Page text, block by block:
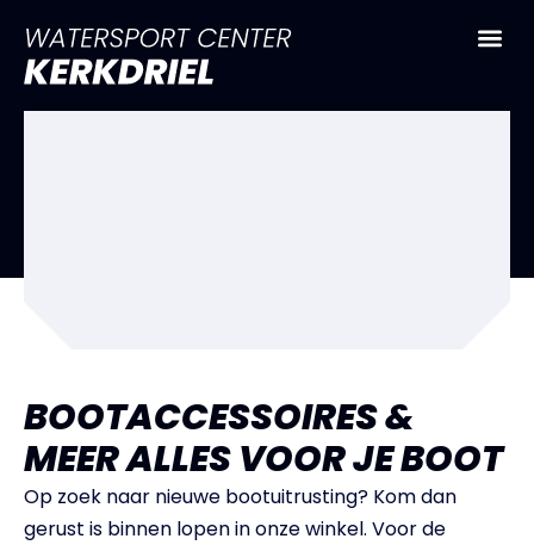
BOOTACCESSOIRES &
MEER ALLES VOOR JE BOOT
Op zoek naar nieuwe bootuitrusting? Kom dan
gerust is binnen lopen in onze winkel. Voor de